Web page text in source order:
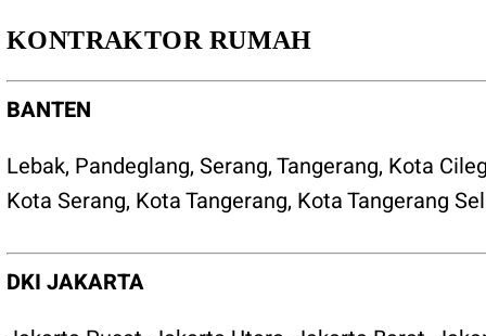
KONTRAKTOR RUMAH
BANTEN
Lebak, Pandeglang, Serang,Tangerang, Kota
Kota Serang, Kota Tangerang, Kota Tangerang
DKI JAKARTA